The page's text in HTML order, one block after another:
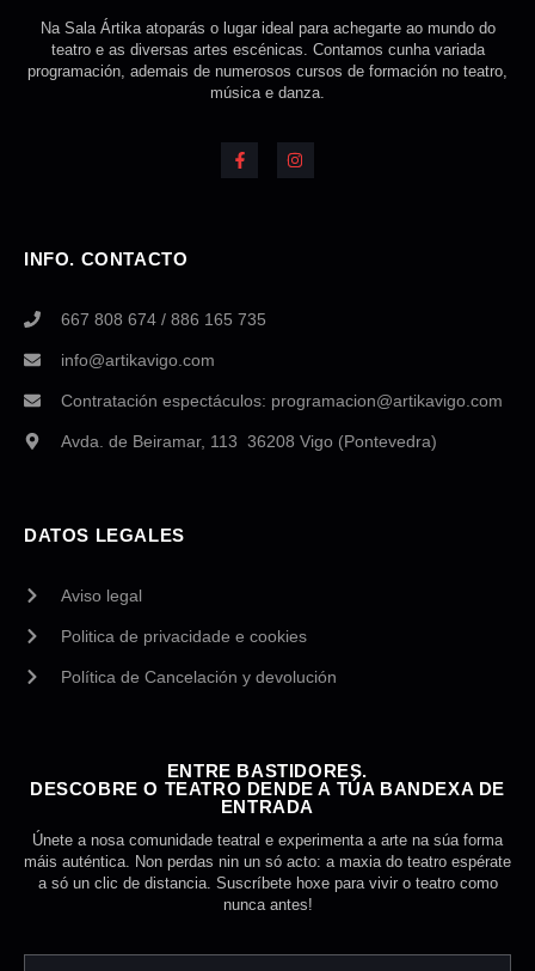
Na Sala Ártika atoparás o lugar ideal para achegarte ao mundo do
teatro e as diversas artes escénicas. Contamos cunha variada
programación, ademais de numerosos cursos de formación no teatro,
música e danza.
INFO. CONTACTO
667 808 674 / 886 165 735
info@artikavigo.com
Contratación espectáculos: programacion@artikavigo.com
Avda. de Beiramar, 113 36208 Vigo (Pontevedra)
DATOS LEGALES
Aviso legal
Politica de privacidade e cookies
Política de Cancelación y devolución
ENTRE BASTIDORES.
DESCOBRE O TEATRO DENDE A TÚA BANDEXA DE
ENTRADA
Únete a nosa comunidade teatral e experimenta a arte na súa forma
máis auténtica. Non perdas nin un só acto: a maxia do teatro espérate
a só un clic de distancia. Suscríbete hoxe para vivir o teatro como
nunca antes!